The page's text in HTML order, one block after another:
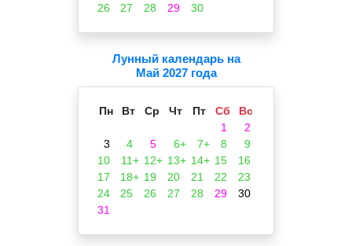
26
27 28 29 30
Лунный календарь на
Май 2027 года
Пн Вт Ср Чт Пт Сб
Вс
1
2
3
4 5 6+ 7+ 8
9
10
11+ 12+ 13+ 14+ 15
16
17
18+ 19 20 21 22
23
24
25 26 27 28 29
30
31